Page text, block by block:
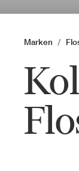
Marken